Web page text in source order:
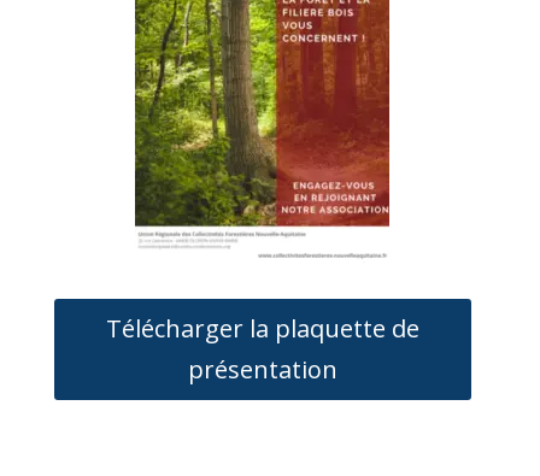
Télécharger la plaquette de
présentation